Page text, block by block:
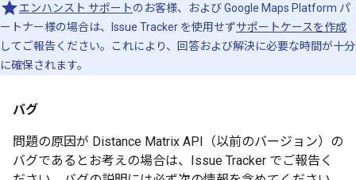
エンハンスト サポートのお客様、および Google Maps Platform パ
ートナー様の場合は、Issue Tracker を使用せずサポートケースを作成
してご報告ください。これにより、回答および解決に必要な時間が十分
に確保されます。
バグ
問題の原因が Distance Matrix API（以前のバージョン）の
バグであるとお考えの場合は、Issue Tracker でご報告く